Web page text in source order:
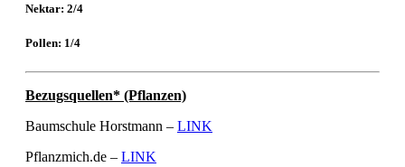
Nektar: 2/4
Pollen: 1/4
Bezugsquellen* (Pflanzen)
Baumschule Horstmann – LINK
Pflanzmich.de – LINK